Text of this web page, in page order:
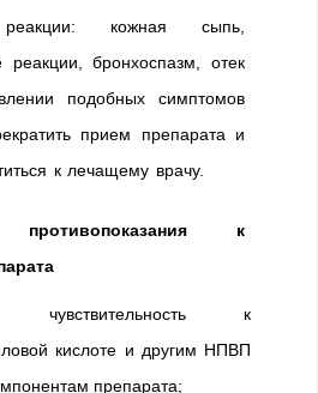
реакции: кожная сыпь,
реакции, бронхоспазм, отек
подобных симптомов
прием препарата и
к лечащему врачу.
противопоказания к
чувствительность к
кислоте и другим НПВП
препарата;